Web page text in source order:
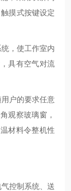
摸式按键设定
，使工作室内
具有空气对流
户的要求任意
观察玻璃窗，
材料令整机性
控制系统、送